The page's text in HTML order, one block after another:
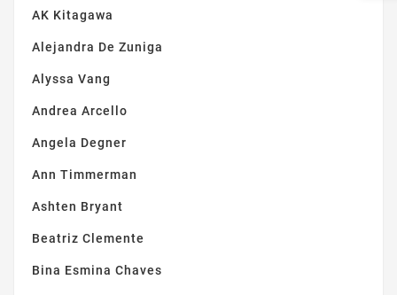
AK Kitagawa
Alejandra De Zuniga
Alyssa Vang
Andrea Arcello
Angela Degner
Ann Timmerman
Ashten Bryant
Beatriz Clemente
Bina Esmina Chaves